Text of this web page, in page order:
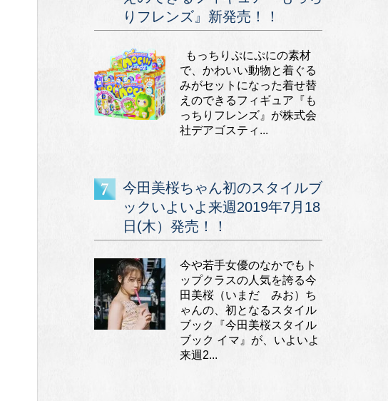
りフレンズ』新発売！！
もっちりぷにぷにの素材
で、かわいい動物と着ぐる
みがセットになった着せ替
えのできるフィギュア『も
っちりフレンズ』が株式会
社デアゴスティ...
今田美桜ちゃん初のスタイルブ
ックいよいよ来週2019年7月18
日(木）発売！！
今や若手女優のなかでもト
ップクラスの人気を誇る今
田美桜（いまだ みお）ち
ゃんの、初となるスタイル
ブック『今田美桜スタイル
ブック イマ』が、いよいよ
来週2...